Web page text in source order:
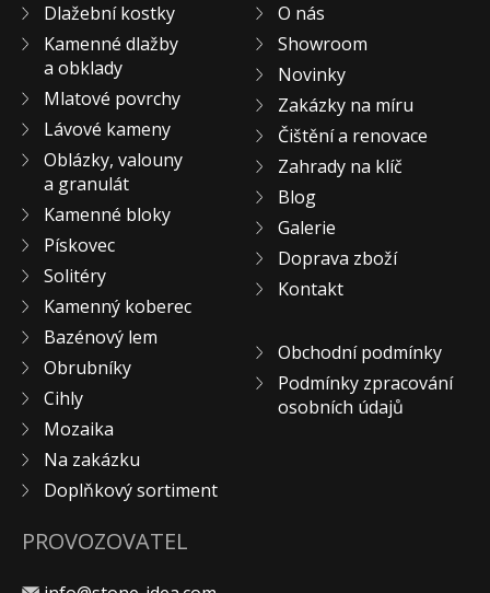
MLATOVÉ POVRCHY
ZAKÁZKY NA MÍRU
VÝPRODEJ
NOVINKY
BLOG
KONTAKT
Dlažební kostky
Kamenné dlažby
a obklady
Mlatové povrchy
Lávové kameny
Oblázky, valouny
a granulát
Kamenné bloky
Pískovec
Solitéry
Kamenný koberec
Bazénový lem
Obrubníky
Cihly
Mozaika
Na zakázku
Doplňkový sortiment
O nás
Showroom
Novinky
Zakázky na míru
Čištění a renovace
Zahrady na klíč
Blog
Galerie
Doprava zboží
Kontakt
Obchodní podmínky
Podmínky zpracování
osobních údajů
PROVOZOVATEL